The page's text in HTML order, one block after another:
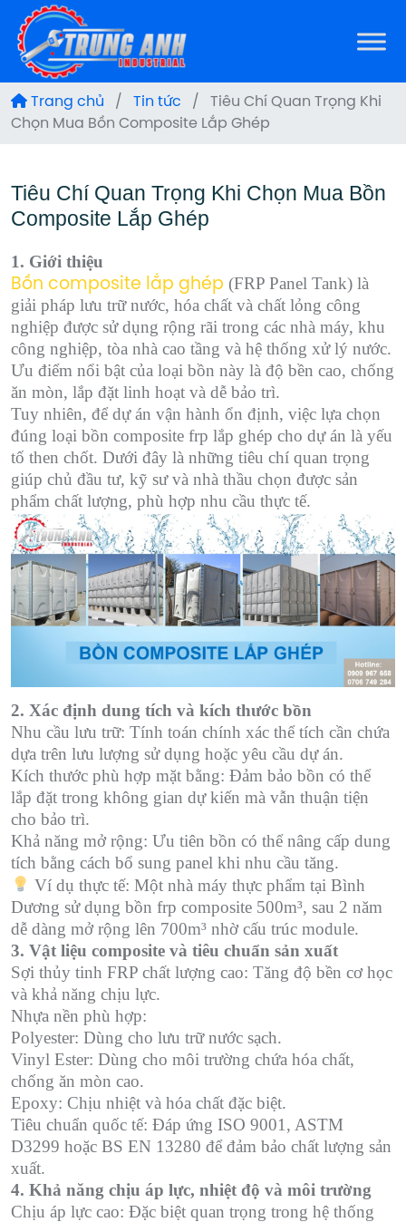
Trang chủ / Tin tức / Tiêu Chí Quan Trọng Khi
Chọn Mua Bồn Composite Lắp Ghép
Tiêu Chí Quan Trọng Khi Chọn Mua Bồn
Composite Lắp Ghép
1. Giới thiệu
Bồn composite lắp ghép (FRP Panel Tank) là
giải pháp lưu trữ nước, hóa chất và chất lỏng công
nghiệp được sử dụng rộng rãi trong các nhà máy, khu
công nghiệp, tòa nhà cao tầng và hệ thống xử lý nước.
Ưu điểm nổi bật của loại bồn này là độ bền cao, chống
ăn mòn, lắp đặt linh hoạt và dễ bảo trì.
Tuy nhiên, để dự án vận hành ổn định, việc lựa chọn
đúng loại bồn composite frp lắp ghép cho dự án là yếu
tố then chốt. Dưới đây là những tiêu chí quan trọng
giúp chủ đầu tư, kỹ sư và nhà thầu chọn được sản
phẩm chất lượng, phù hợp nhu cầu thực tế.
2. Xác định dung tích và kích thước bồn
Nhu cầu lưu trữ: Tính toán chính xác thể tích cần chứa
dựa trên lưu lượng sử dụng hoặc yêu cầu dự án.
Kích thước phù hợp mặt bằng: Đảm bảo bồn có thể
lắp đặt trong không gian dự kiến mà vẫn thuận tiện
cho bảo trì.
Khả năng mở rộng: Ưu tiên bồn có thể nâng cấp dung
tích bằng cách bổ sung panel khi nhu cầu tăng.
Ví dụ thực tế: Một nhà máy thực phẩm tại Bình
Dương sử dụng bồn frp composite 500m³, sau 2 năm
dễ dàng mở rộng lên 700m³ nhờ cấu trúc module.
3. Vật liệu composite và tiêu chuẩn sản xuất
Sợi thủy tinh FRP chất lượng cao: Tăng độ bền cơ học
và khả năng chịu lực.
Nhựa nền phù hợp:
Polyester: Dùng cho lưu trữ nước sạch.
Vinyl Ester: Dùng cho môi trường chứa hóa chất,
chống ăn mòn cao.
Epoxy: Chịu nhiệt và hóa chất đặc biệt.
Tiêu chuẩn quốc tế: Đáp ứng ISO 9001, ASTM
D3299 hoặc BS EN 13280 để đảm bảo chất lượng sản
xuất.
4. Khả năng chịu áp lực, nhiệt độ và môi trường
Chịu áp lực cao: Đặc biệt quan trọng trong hệ thống